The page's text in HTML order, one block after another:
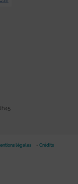
légales Crédits